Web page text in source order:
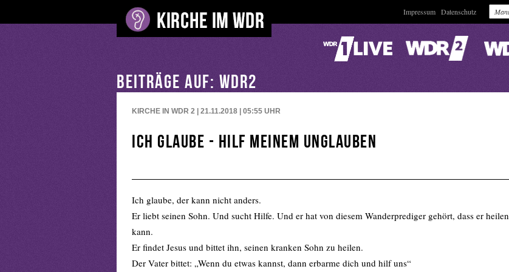
Impressum Datenschutz
BEITRÄGE AUF: WDR2
KIRCHE IN WDR 2 | 21.11.2018 | 05:55 UHR
Ich glaube - hilf meinem Unglauben
Ich glaube, der kann nicht anders.
Er liebt seinen Sohn. Und sucht Hilfe. Und er hat von diesem Wanderprediger gehört, dass er heilen
kann.
Er findet Jesus und bittet ihn, seinen kranken Sohn zu heilen.
Der Vater bittet: „Wenn du etwas kannst, dann erbarme dich und hilf uns“